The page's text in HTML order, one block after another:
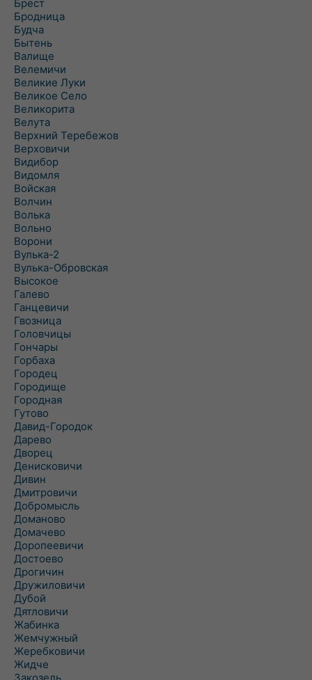
Брест
Бродница
Будча
Бытень
Валище
Велемичи
Великие Луки
Великое Село
Великорита
Велута
Верхний Теребежов
Верховичи
Видибор
Видомля
Войская
Волчин
Волька
Вольно
Ворони
Вулька-2
Вулька-Обровская
Высокое
Галево
Ганцевичи
Гвозница
Головчицы
Гончары
Горбаха
Городец
Городище
Городная
Гутово
Давид-Городок
Дарево
Дворец
Денисковичи
Дивин
Дмитровичи
Добромысль
Доманово
Домачево
Доропеевичи
Достоево
Дрогичин
Дружиловичи
Дубой
Дятловичи
Жабинка
Жемчужный
Жеребковичи
Жидче